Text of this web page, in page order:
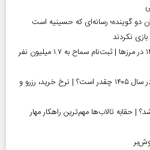
دو گوینده؛ رسانه‌ای که حسینیه است
آغاز رسمی برنامه‌های اربعین ۱۴۰۵ در مرز‌ها | ثبت‌نام سماح به ۱.۷ میلیون نفر
قیمت قبر در بهشت زهرا (س) در سال ۱۴۰۵ چقدر است؟ | نرخ خرید، رزرو و
| حقابه تالاب‌ها مهم‌ترین راهکار مهار